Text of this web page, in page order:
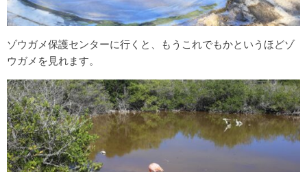
ゾウガメ保護センターに行くと、もうこれでもかというほどゾ
ウガメを見れます。